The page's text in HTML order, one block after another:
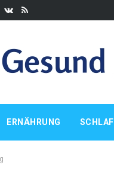
ERNÄHRUNG SCHLAF